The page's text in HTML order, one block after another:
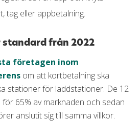
tag eller appbetalning.
från 2022
företagen inom
om att kortbetalning ska
stationer för laddstationer. De 12
65% av marknaden och sedan
anslutit sig till samma villkor.